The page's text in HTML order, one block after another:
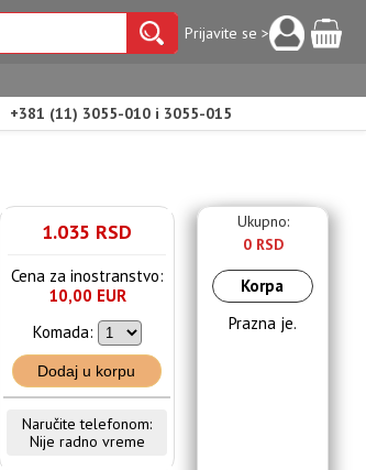
Prijavite se >
+381 (11) 3055-010 i 3055-015
1.035 RSD
Cena za inostranstvo:
10,00 EUR
Komada:
Dodaj u korpu
Naručite telefonom:
Nije radno vreme
Ukupno:
0 RSD
Korpa
Prazna je.